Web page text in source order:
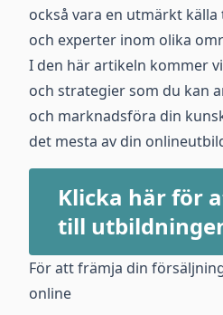
också vara en utmärkt
och experter inom olika
I den här artikeln kommer
och strategier som du kan
och marknadsföra din
det mesta av din
Klicka här för
till
För att främja din
online